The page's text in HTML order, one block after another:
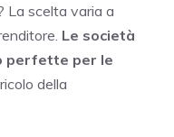
La scelta varia a
Le società
perfette per le
della